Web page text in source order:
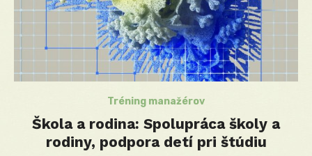
Tréning manažérov
Škola a rodina: Spolupráca školy a
rodiny, podpora detí pri štúdiu